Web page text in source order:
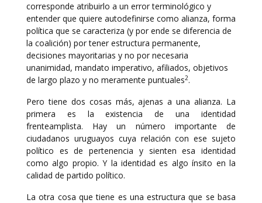
corresponde atribuirlo a un error terminológico y
entender que quiere autodefinirse como alianza, forma
política que se caracteriza (y por ende se diferencia de
la coalición) por tener estructura permanente,
decisiones mayoritarias y no por necesaria
unanimidad, mandato imperativo, afiliados, objetivos
de largo plazo y no meramente puntuales2.
Pero tiene dos cosas más, ajenas a una alianza. La
primera es la existencia de una identidad
frenteamplista. Hay un número importante de
ciudadanos uruguayos cuya relación con ese sujeto
político es de pertenencia y sienten esa identidad
como algo propio. Y la identidad es algo ínsito en la
calidad de partido político.
La otra cosa que tiene es una estructura que se basa